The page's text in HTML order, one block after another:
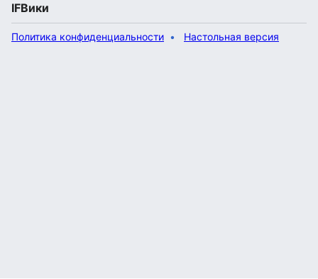
IFВики
Политика конфиденциальности Настольная версия